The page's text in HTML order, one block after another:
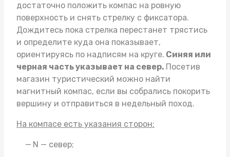
достаточно положить компас на ровную
поверхность и снять стрелку с фиксатора.
Дождитесь пока стрелка перестанет трястись
и определите куда она показывает,
ориентируясь по надписям на круге. Синяя или
черная часть указывает на север. Посетив
магазин туристический можно найти
магнитный компас, если вы собрались покорить
вершину и отправиться в недельный поход.
На компасе есть указания сторон:
N — север;